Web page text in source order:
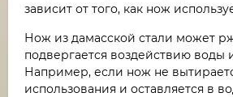
зависит от того, как нож
Нож из дамасской стали может
подвергается воздействию воды
Например, если нож не
использования и оставляется в